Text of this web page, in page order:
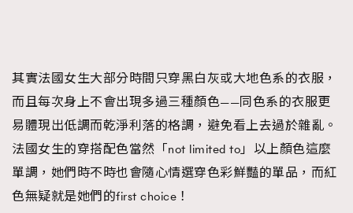
其實法國女生大部分時間只穿黑白灰或大地色系的衣服，
而且每次身上不會出現多過三種顏色——同色系的衣服更
易體現出低調而乾淨利落的格調，避免看上去過於雜亂。
法國女生的穿搭配色當然「not limited to」以上顏色這麼
單調，她們時不時也會隨心情選穿色彩鮮豔的單品，而紅
色無疑就是她們的first choice！